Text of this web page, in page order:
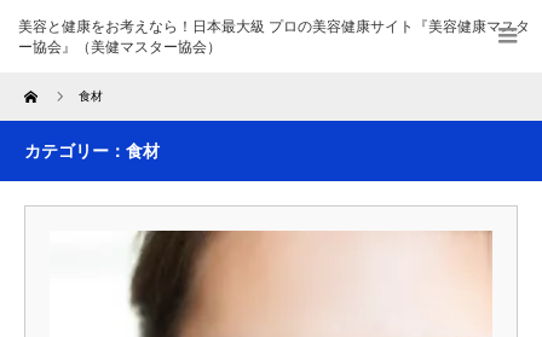
美容と健康をお考えなら！日本最大級 プロの美容健康サイト『美容健康マスタ
ー協会』（美健マスター協会）
Home 食材
カテゴリー：食材